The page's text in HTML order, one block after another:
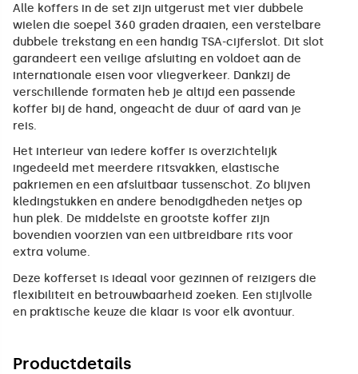
Alle koffers in de set zijn uitgerust met vier dubbele
wielen die soepel 360 graden draaien, een verstelbare
dubbele trekstang en een handig TSA-cijferslot. Dit slot
garandeert een veilige afsluiting en voldoet aan de
internationale eisen voor vliegverkeer. Dankzij de
verschillende formaten heb je altijd een passende
koffer bij de hand, ongeacht de duur of aard van je
reis.
Het interieur van iedere koffer is overzichtelijk
ingedeeld met meerdere ritsvakken, elastische
pakriemen en een afsluitbaar tussenschot. Zo blijven
kledingstukken en andere benodigdheden netjes op
hun plek. De middelste en grootste koffer zijn
bovendien voorzien van een uitbreidbare rits voor
extra volume.
Deze kofferset is ideaal voor gezinnen of reizigers die
flexibiliteit en betrouwbaarheid zoeken. Een stijlvolle
en praktische keuze die klaar is voor elk avontuur.
Productdetails